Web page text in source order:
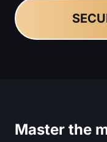
Master the